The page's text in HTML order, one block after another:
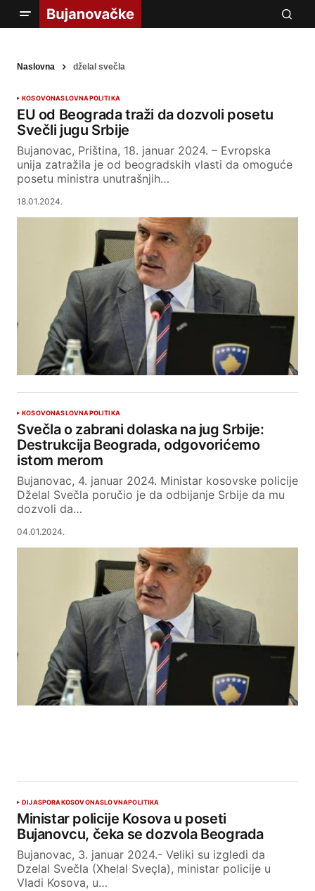
Naslovna dželal svečla
KOSOVONASLOVNAPOLITIKA
EU od Beograda traži da dozvoli posetu
Svečli jugu Srbije
Bujanovac, Priština, 18. januar 2024. – Evropska
unija zatražila je od beogradskih vlasti da omoguće
posetu ministra unutrašnjih…
18.01.2024.
KOSOVONASLOVNAPOLITIKA
Svečla o zabrani dolaska na jug Srbije:
Destrukcija Beograda, odgovorićemo
istom merom
Bujanovac, 4. januar 2024. Ministar kosovske policije
Dželal Svečla poručio je da odbijanje Srbije da mu
dozvoli da…
04.01.2024.
DIJASPORAKOSOVONASLOVNAPOLITIKA
Ministar policije Kosova u poseti
Bujanovcu, čeka se dozvola Beograda
Bujanovac, 3. januar 2024.- Veliki su izgledi da
Dzelal Svečla (Xhelal Sveçla), ministar policije u
Vladi Kosova, u…